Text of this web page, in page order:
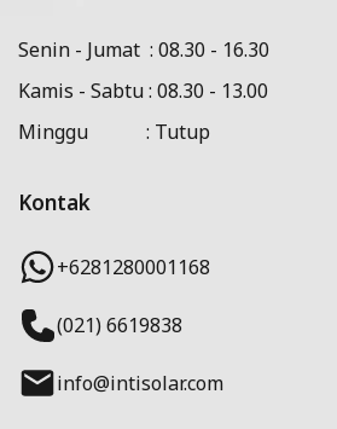
Senin - Jumat : 08.30 - 16.30
Kamis - Sabtu : 08.30 - 13.00
Minggu : Tutup
Kontak
+6281280001168
(021) 6619838
info@intisolar.com